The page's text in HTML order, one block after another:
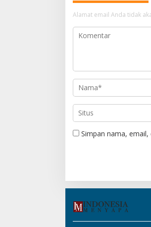
s
i
p
s
Alamat email Anda tidak
Simpan nama,